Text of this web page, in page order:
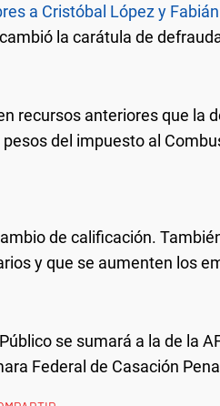
a Cristóbal López y
la carátula de
recursos anteriores que la
del impuesto al
de calificación.
y que se aumenten los
se sumará a la de la
Federal de Casación